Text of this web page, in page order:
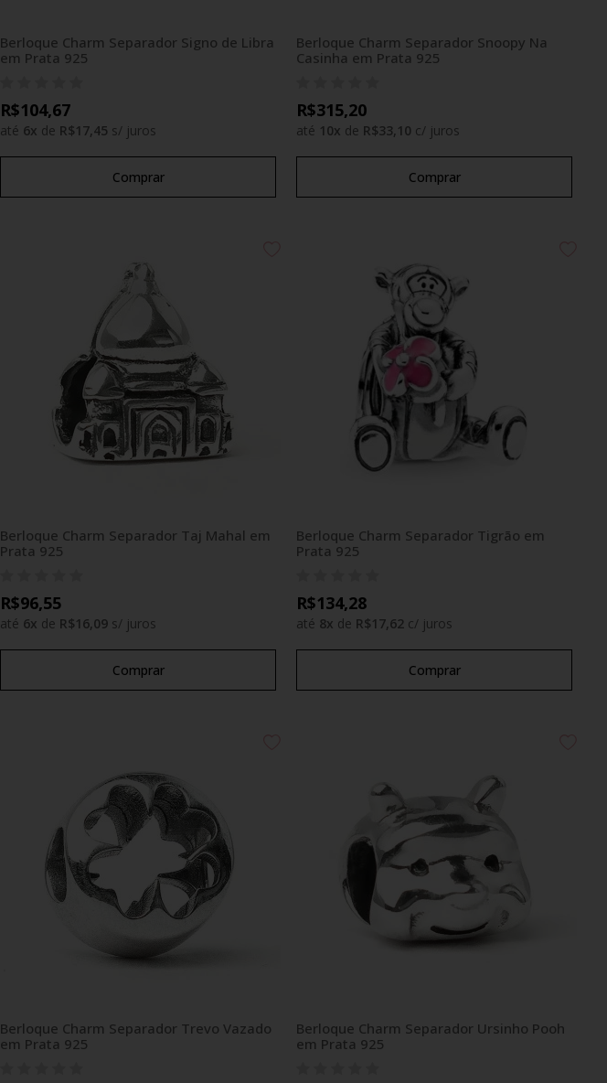
Berloque Charm Separador Signo de Libra
em Prata 925
R$104,67
até 6x de R$17,45 s/ juros
Comprar
Berloque Charm Separador Snoopy Na
Casinha em Prata 925
R$315,20
até 10x de R$33,10 c/ juros
Comprar
Berloque Charm Separador Taj Mahal em
Prata 925
R$96,55
até 6x de R$16,09 s/ juros
Comprar
Berloque Charm Separador Tigrão em
Prata 925
R$134,28
até 8x de R$17,62 c/ juros
Comprar
Berloque Charm Separador Trevo Vazado
em Prata 925
Berloque Charm Separador Ursinho Pooh
em Prata 925